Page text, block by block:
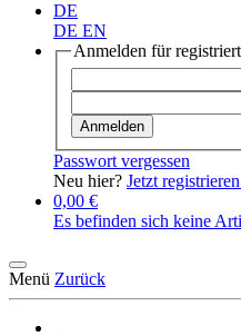
DE
DE EN
Anmelden für
Anmelden
Passwort vergessen
Neu hier? Jetzt
0,00 €
Es befinden sich keine
Menü Zurück